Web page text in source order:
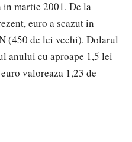
in martie 2001. De la
euro a scazut in
(450 de lei vechi). Dolarul
anului cu aproape 1,5 lei
valoreaza 1,23 de